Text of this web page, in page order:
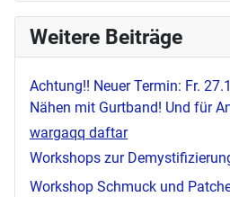
Weitere Beiträge
Achtung!! Neuer Termin: Fr.
Nähen mit Gurtband! Und für
wargaqq daftar
Workshops zur
Workshop Schmuck und